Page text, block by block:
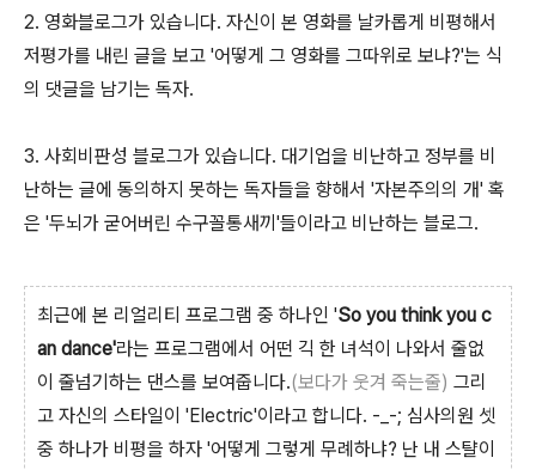
2. 영화블로그가 있습니다. 자신이 본 영화를 날카롭게 비평해서
저평가를 내린 글을 보고 '어떻게 그 영화를 그따위로 보냐?'는 식
의 댓글을 남기는 독자.
3. 사회비판성 블로그가 있습니다. 대기업을 비난하고 정부를 비
난하는 글에 동의하지 못하는 독자들을 향해서 '자본주의의 개' 혹
은 '두뇌가 굳어버린 수구꼴통새끼'들이라고 비난하는 블로그.
최근에 본 리얼리티 프로그램 중 하나인 'So you think you c
an dance'라는 프로그램에서 어떤 긱 한 녀석이 나와서 줄없
이 줄넘기하는 댄스를 보여줍니다.(보다가 웃겨 죽는줄) 그리
고 자신의 스타일이 'Electric'이라고 합니다. -_-; 심사의원 셋
중 하나가 비평을 하자 '어떻게 그렇게 무례하냐? 난 내 스턀이